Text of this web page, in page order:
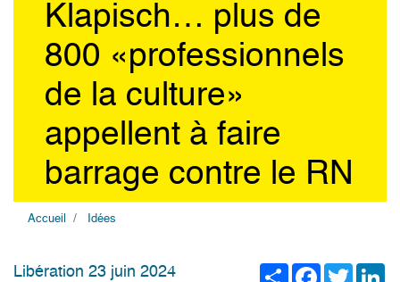
Klapisch… plus de
800 «professionnels
de la culture»
appellent à faire
barrage contre le RN
Accueil Idées
ShareFacebook
Twitter
Libération 23 juin 2024